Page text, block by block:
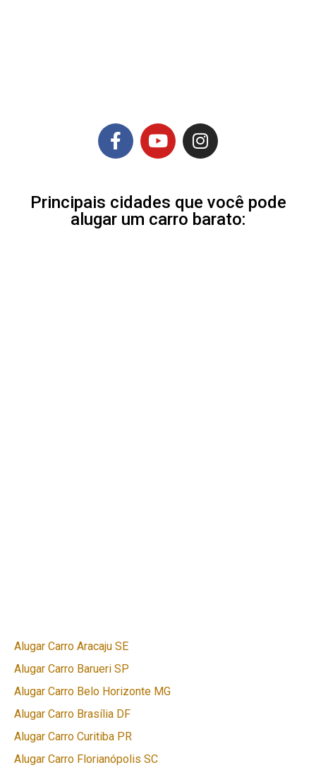
Principais cidades que você pode
alugar um carro barato:
Alugar Carro Aracaju SE
Alugar Carro Barueri SP
Alugar Carro Belo Horizonte MG
Alugar Carro Brasília DF
Alugar Carro Curitiba PR
Alugar Carro Florianópolis SC